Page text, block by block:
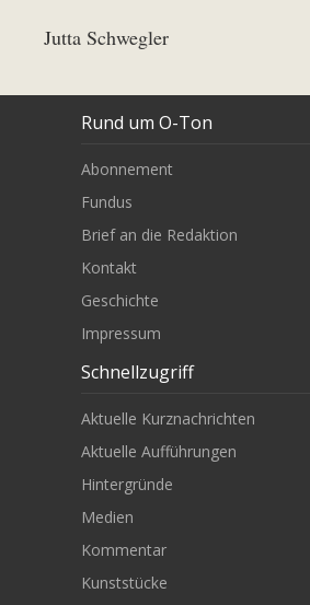
Jutta Schwegler
Rund um O-Ton
Abonnement
Fundus
Brief an die Redaktion
Kontakt
Geschichte
Impressum
Schnellzugriff
Aktuelle Kurznachrichten
Aktuelle Aufführungen
Hintergründe
Medien
Kommentar
Kunststücke